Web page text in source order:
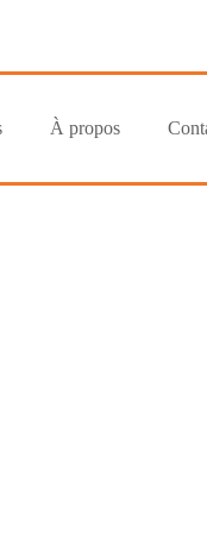
À propos